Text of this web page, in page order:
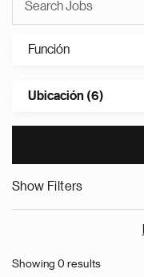
Función
Ubicación (6)
Show Filters
Showing 0 results